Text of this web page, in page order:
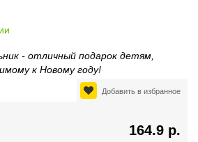
- отличный подарок детям,
к Новому году!
Добавить в избранное
164.9 р.